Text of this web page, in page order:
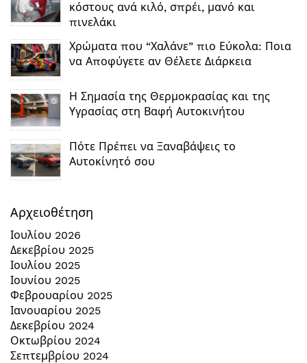
κόστους ανά κιλό, σπρέι, μανό και
πινελάκι
Χρώματα που “Χαλάνε” πιο Εύκολα: Ποια
να Αποφύγετε αν Θέλετε Διάρκεια
Η Σημασία της Θερμοκρασίας και της
Υγρασίας στη Βαφή Αυτοκινήτου
Πότε Πρέπει να Ξαναβάψεις το
Αυτοκίνητό σου
Αρχειοθέτηση
Ιουλίου 2026
Δεκεβρίου 2025
Ιουλίου 2025
Ιουνίου 2025
Φεβρουαρίου 2025
Ιανουαρίου 2025
Δεκεβρίου 2024
Οκτωβρίου 2024
Σεπτεμβρίου 2024